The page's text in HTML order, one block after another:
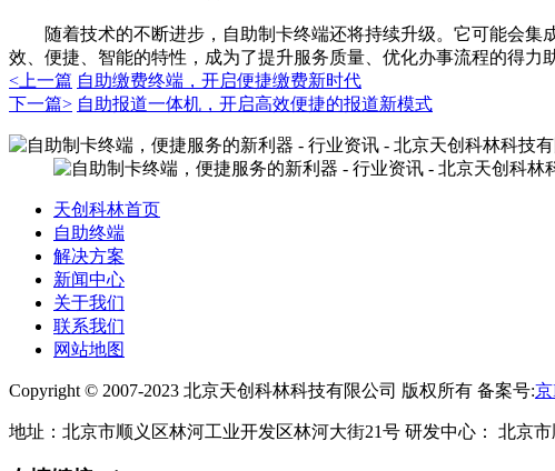
随着技术的不断进步，自助制卡终端还将持续升级。它可能会集
效、便捷、智能的特性，成为了提升服务质量、优化办事流程的得力
<上一篇 自助缴费终端，开启便捷缴费新时代
下一篇> 自助报道一体机，开启高效便捷的报道新模式
天创科林首页
自助终端
解决方案
新闻中心
关于我们
联系我们
网站地图
Copyright © 2007-2023 北京天创科林科技有限公司 版权所有 备案号:京
地址：北京市顺义区林河工业开发区林河大街21号 研发中心： 北京